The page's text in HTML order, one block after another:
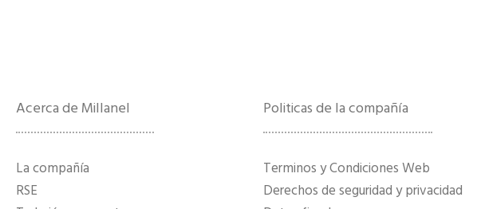
Acerca de Millanel
La compañía
RSE
Politicas de la compañía
Terminos y Condiciones Web
Derechos de seguridad y privacidad